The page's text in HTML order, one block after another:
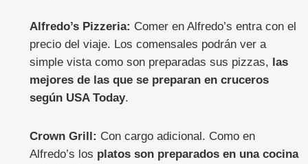
Alfredo’s Pizzeria: Comer en Alfredo’s entra con el
precio del viaje. Los comensales podrán ver a
simple vista como son preparadas sus pizzas, las
mejores de las que se preparan en cruceros
según USA Today.
Crown Grill: Con cargo adicional. Como en
Alfredo’s los platos son preparados en una cocina